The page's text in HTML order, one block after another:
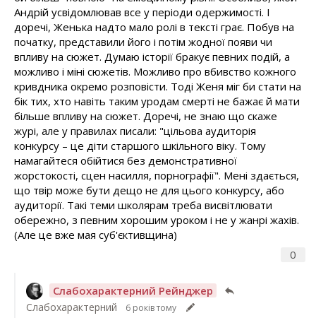
0
Андрій усвідомлював все у періоди одержимості. І
доречі, Женька надто мало ролі в тексті грає. Побув на
початку, представили його і потім жодної появи чи
впливу на сюжет. Думаю історії бракує певних подій, а
можливо і міні сюжетів. Можливо про вбивство кожного
кривдника окремо розповісти. Тоді Женя міг би стати на
бік тих, хто навіть таким уродам смерті не бажає й мати
більше впливу на сюжет. Доречі, не знаю що скаже
журі, але у правилах писали: "цільова аудиторія
конкурсу – це діти старшого шкільного віку. Тому
намагайтеся обійтися без демонстративної
жорстокості, сцен насилля, порнографії". Мені здається,
що твір може бути дещо не для цього конкурсу, або
аудиторії. Такі теми школярам треба висвітлювати
обережно, з певним хорошим уроком і не у жанрі жахів.
(Але це вже мая суб'єктивщина)
Слабохарактерний Рейнджер
Слабохарактерний 6 років тому